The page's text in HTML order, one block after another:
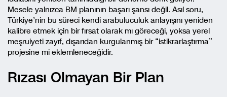
Mesele yalnızca BM planının başarı şansı değil. Asıl soru,
Türkiye’nin bu süreci kendi arabuluculuk anlayışını yeniden
kalibre etmek için bir fırsat olarak mı göreceği, yoksa yerel
meşruiyeti zayıf, dışarıdan kurgulanmış bir “istikrarlaştırma”
projesine mi eklemleneceğidir.
Rızası Olmayan Bir Plan